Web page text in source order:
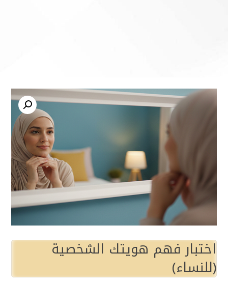
اختبار فهم هويتك الشخصية
(للنساء)